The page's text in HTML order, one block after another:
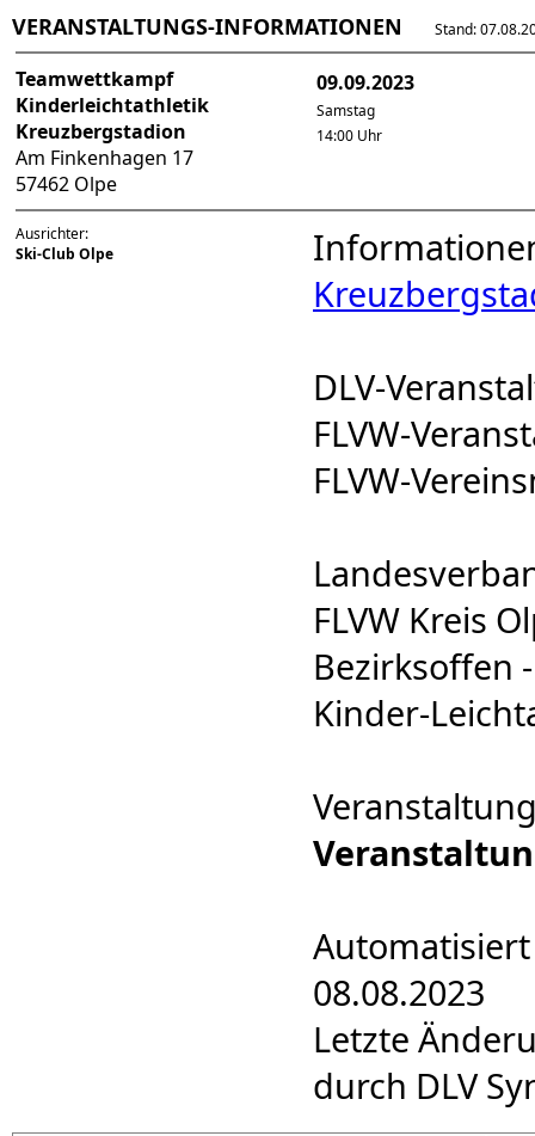
VERANSTALTUNGS-INFORMATIONEN Stand:
Teamwettkampf
Kinderleichtathletik
Kreuzbergstadion
Am Finkenhagen 17
57462 Olpe
09.09.2023
Samstag
14:00 Uhr
Ausrichter:
Ski-Club Olpe
DLV-
FLVW-
FLVW-
FLVW Kreis
Bezirksoffen
Kinder-
08.08.2023
Letzte
durch DLV